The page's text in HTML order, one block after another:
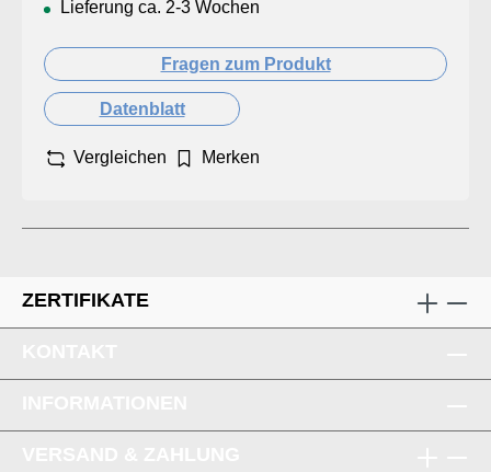
Lieferung ca. 2-3 Wochen
Fragen zum Produkt
Datenblatt
Vergleichen Merken
ZERTIFIKATE